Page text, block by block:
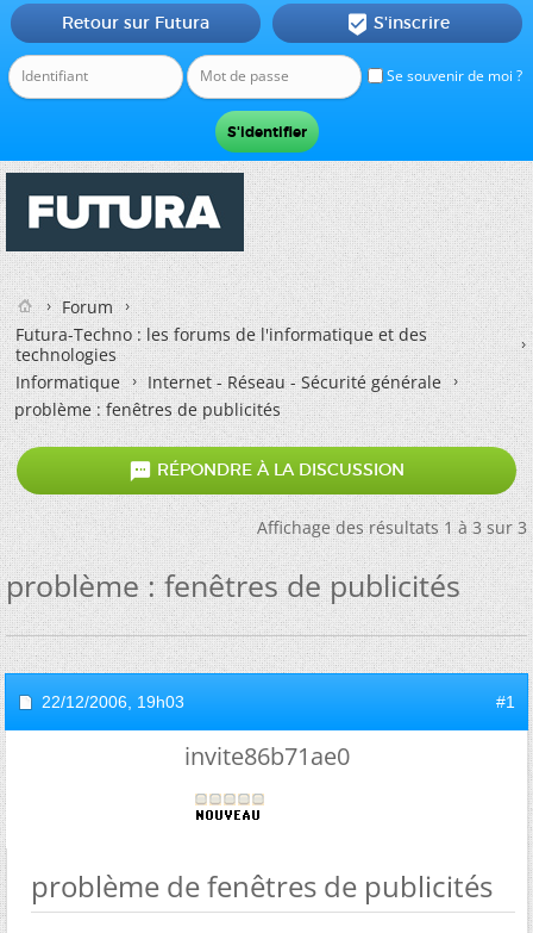
Se souvenir de moi ?
Retour sur Futura  S'inscrire
Forum
Futura-Techno : les forums de l'informatique et des
technologies
Informatique
Internet - Réseau - Sécurité générale
problème : fenêtres de publicités
 RÉPONDRE À LA DISCUSSION
Affichage des résultats 1 à 3 sur 3
problème : fenêtres de publicités
22/12/2006, 19h03 #1
invite86b71ae0
problème de fenêtres de publicités